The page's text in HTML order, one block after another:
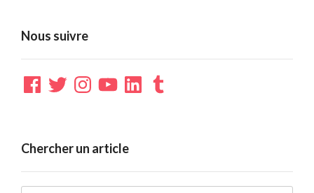
Nous suivre
Facebook
TwitterInstagramYouTubeLinkedInTumblr
Chercher un article